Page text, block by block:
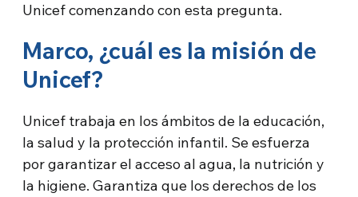
Unicef comenzando con esta pregunta.
Marco, ¿cuál es la misión de
Unicef?
Unicef trabaja en los ámbitos de la educación,
la salud y la protección infantil. Se esfuerza
por garantizar el acceso al agua, la nutrición y
la higiene. Garantiza que los derechos de los